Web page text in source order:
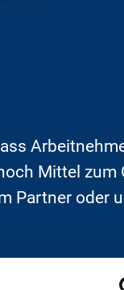
Mittel zum
Partner oder
genauso